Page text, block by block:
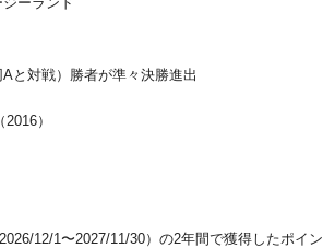
と対戦）勝者が準々決勝進出
）
12/1〜2027/11/30）の2年間で獲得したポイン